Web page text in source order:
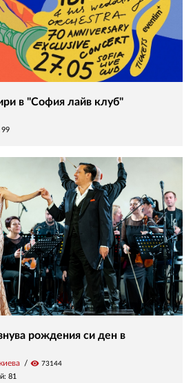
в "София лайв клуб"
99
рождения си ден в
visibility 73144
81